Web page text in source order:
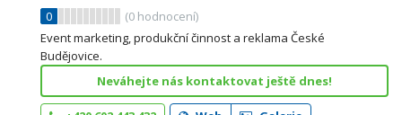
0
(0 hodnocení)
Event marketing, produkční činnost a reklama České
Budějovice.
Neváhejte nás kontaktovat ještě dnes!